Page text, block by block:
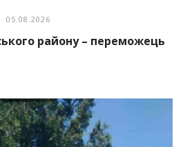
05.08.2026
району – переможець